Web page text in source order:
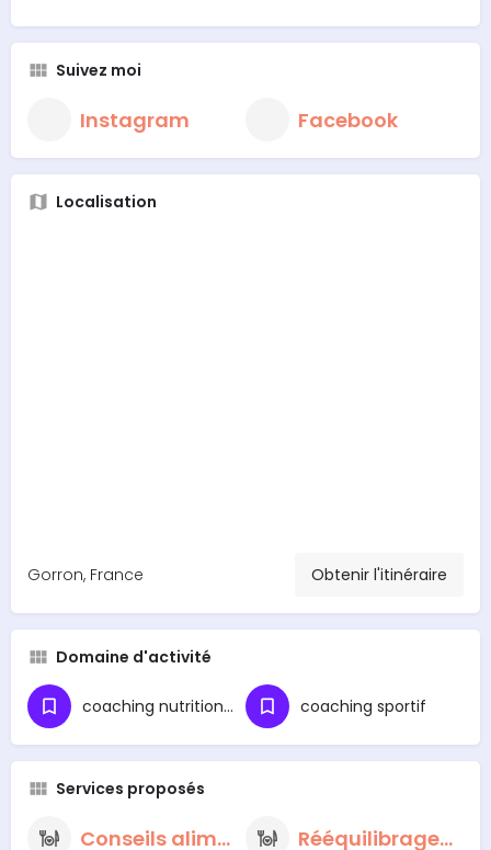
Suivez moi
Instagram Facebook
Localisation
Gorron, France Obtenir l'itinéraire
Domaine d'activité
coaching nutritionnel coaching sportif
Services proposés
Conseils alimentaires nutritionnels Rééquilibrage alimentaire